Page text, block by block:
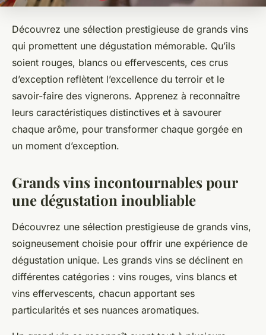
Découvrez une sélection prestigieuse de grands vins
qui promettent une dégustation mémorable. Qu’ils
soient rouges, blancs ou effervescents, ces crus
d’exception reflètent l’excellence du terroir et le
savoir-faire des vignerons. Apprenez à reconnaître
leurs caractéristiques distinctives et à savourer
chaque arôme, pour transformer chaque gorgée en
un moment d’exception.
Grands vins incontournables pour
une dégustation inoubliable
Découvrez une sélection prestigieuse de grands vins,
soigneusement choisie pour offrir une expérience de
dégustation unique. Les grands vins se déclinent en
différentes catégories : vins rouges, vins blancs et
vins effervescents, chacun apportant ses
particularités et ses nuances aromatiques.